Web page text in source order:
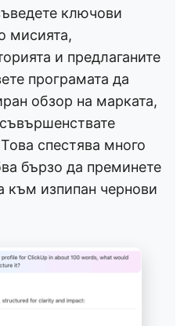
ключови
мисията,
и предлаганите
програмата да
обзор на марката,
спестява много
бързо да преминете
към изпипан чернови